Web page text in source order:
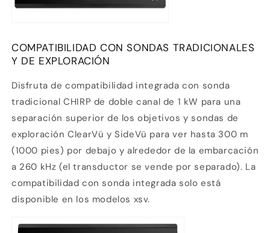
COMPATIBILIDAD CON SONDAS TRADICIONALES
Y DE EXPLORACIÓN
Disfruta de compatibilidad integrada con sonda
tradicional CHIRP de doble canal de 1 kW para una
separación superior de los objetivos y sondas de
exploración ClearVü y SideVü para ver hasta 300 m
(1000 pies) por debajo y alrededor de la embarcación
a 260 kHz (el transductor se vende por separado). La
compatibilidad con sonda integrada solo está
disponible en los modelos xsv.